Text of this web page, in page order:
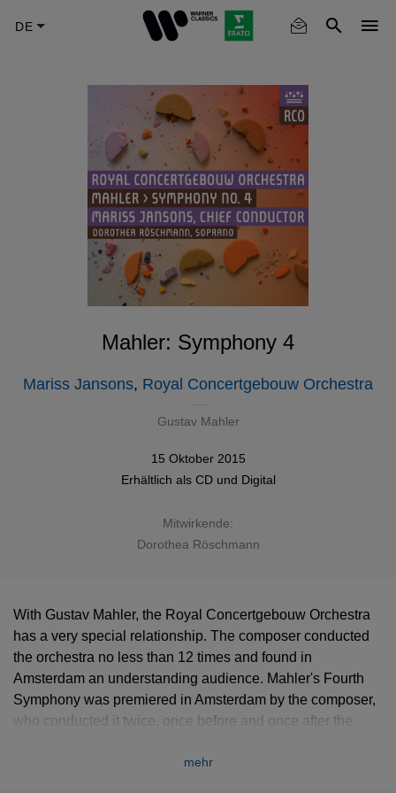
Mahler: Symphony 4
Mariss Jansons, Royal Concertgebouw Orchestra
Gustav Mahler
15 Oktober 2015
Erhältlich als CDund Digital
Mitwirkende:
Dorothea Röschmann
With Gustav Mahler, the Royal Concertgebouw Orchestra
has a very special relationship. The composer conducted
the orchestra no less than 12 times and found in
Amsterdam an understanding audience. Mahler's Fourth
Symphony was premiered in Amsterdam by the composer,
who conducted it twice, once before and once after the
better. With this release, Mariss Jansons and the
mehr